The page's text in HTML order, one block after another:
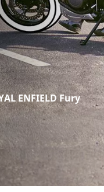
ENFIELD Fury